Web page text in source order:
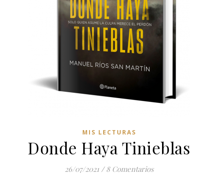
MIS LECTURAS
Donde Haya Tinieblas
26/07/2021 / 8 Comentarios